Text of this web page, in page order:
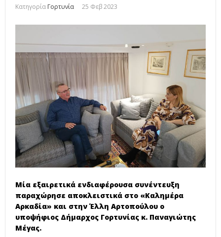
Κατηγορία Γορτυνία 25 Φεβ 2023
Μία εξαιρετικά ενδιαφέρουσα συνέντευξη
παραχώρησε αποκλειστικά στο «Καλημέρα
Αρκαδία» και στην Έλλη Αρτοπούλου ο
υποψήφιος Δήμαρχος Γορτυνίας κ. Παναγιώτης
Μέγας.